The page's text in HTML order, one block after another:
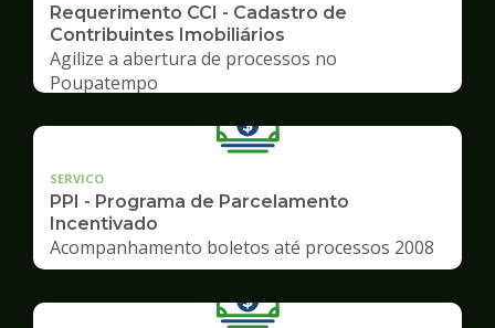
Requerimento CCI - Cadastro de
Contribuintes Imobiliários
Agilize a abertura de processos no
Poupatempo
SERVICO
PPI - Programa de Parcelamento
Incentivado
Acompanhamento boletos até processos 2008